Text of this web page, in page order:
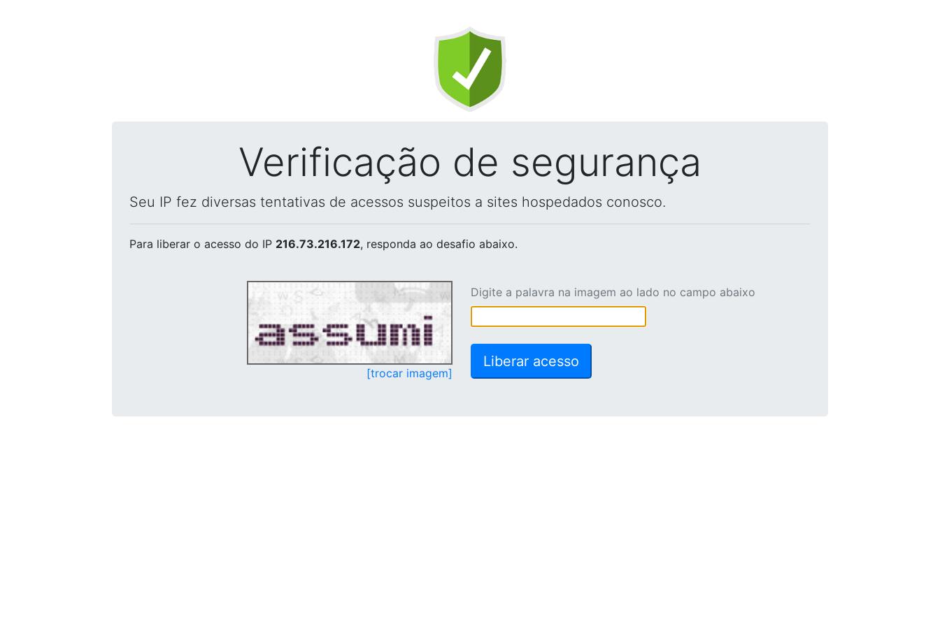
Verificação de segurança
Seu IP fez diversas tentativas de acessos suspeitos a sites hospedados conosco.
Para liberar o acesso do IP 216.73.216.172, responda ao desafio abaixo.
[trocar imagem]
Digite a palavra na imagem ao lado no campo abaixo